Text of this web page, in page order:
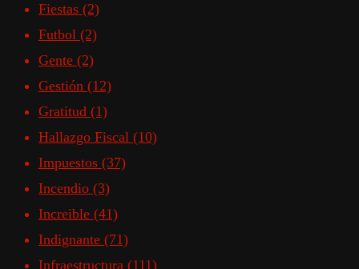
Fiestas (2)
Futbol (2)
Gente (2)
Gestión (12)
Gratitud (1)
Hallazgo Fiscal (10)
Impuestos (37)
Incendio (3)
Increible (41)
Indignante (71)
Infraestructura (111)